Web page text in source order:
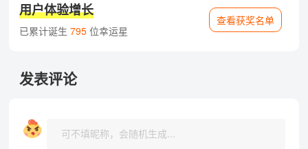
用户体验增长
已累计诞生 795位幸运星
查看获奖名单
发表评论